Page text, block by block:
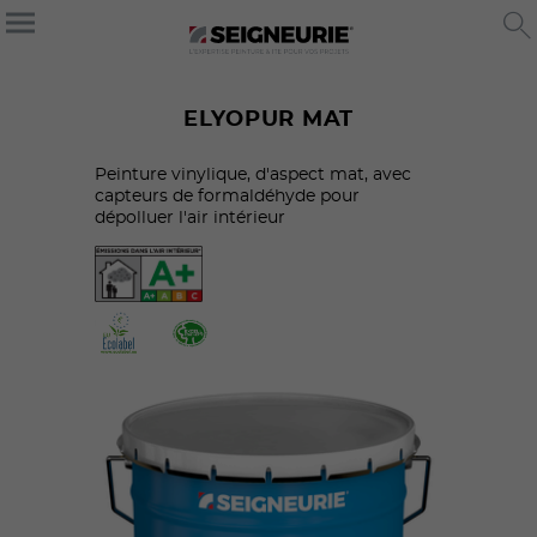
ELYOPUR MAT
Peinture vinylique, d'aspect mat, avec
capteurs de formaldéhyde pour
dépolluer l'air intérieur